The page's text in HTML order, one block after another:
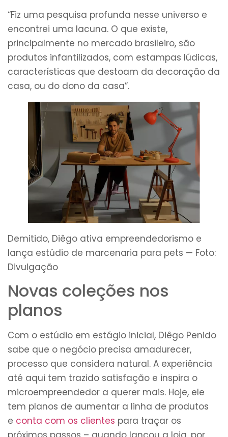
“Fiz uma pesquisa profunda nesse universo e
encontrei uma lacuna. O que existe,
principalmente no mercado brasileiro, são
produtos infantilizados, com estampas lúdicas,
características que destoam da decoração da
casa, ou do dono da casa”.
Demitido, Diêgo ativa empreendedorismo e
lança estúdio de marcenaria para pets — Foto:
Divulgação
Novas coleções nos
planos
Com o estúdio em estágio inicial, Diêgo Penido
sabe que o negócio precisa amadurecer,
processo que considera natural. A experiência
até aqui tem trazido satisfação e inspira o
microempreendedor a querer mais. Hoje, ele
tem planos de aumentar a linha de produtos
e conta com os clientes para traçar os